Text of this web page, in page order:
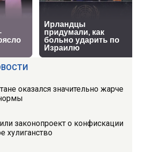
оказался значительно жарче
законопроект о конфискации
хулиганство